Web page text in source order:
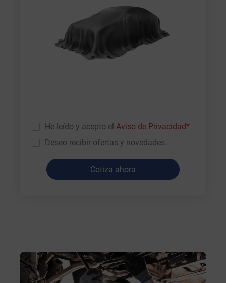
He leído y acepto el Aviso de Privacidad*
Deseo recibir ofertas y novedades.
Cotiza ahora